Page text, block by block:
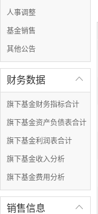
人事调整
基金销售
其他公告

财务数据
旗下基金财务指标合计
旗下基金资产负债表合计
旗下基金利润表合计
旗下基金收入分析
旗下基金费用分析

销售信息